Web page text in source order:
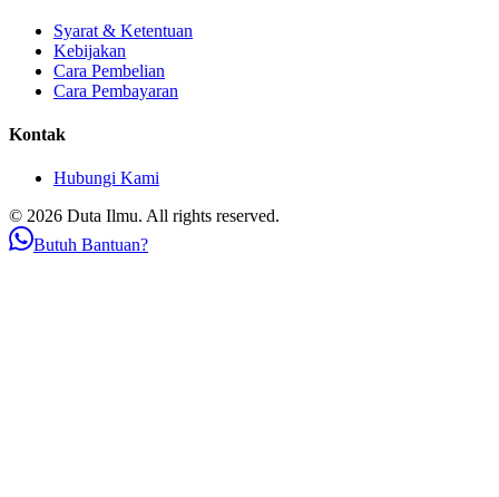
Syarat & Ketentuan
Kebijakan
Cara Pembelian
Cara Pembayaran
Kontak
Hubungi Kami
© 2026 Duta Ilmu. All rights reserved.
Butuh Bantuan?